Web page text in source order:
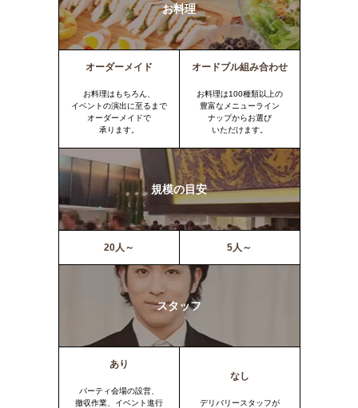
お料理
オーダーメイド
お料理はもちろん、
イベントの演出に至るまで
オーダーメイドで
承ります。
オードブル組み合わせ
お料理は100種類以上の
豊富なメニューライン
ナップからお選び
いただけます。
規模の目安
20人～ 5人～
スタッフ
あり
パーティ会場の設営、
撤収作業、イベント進行
なし
デリバリースタッフが